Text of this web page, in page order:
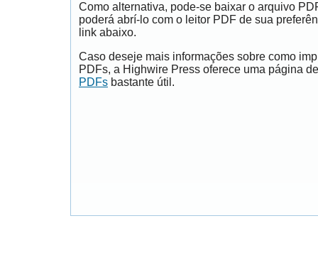
Como alternativa, pode-se baixar o arquivo
poderá abrí-lo com o leitor PDF de sua
link abaixo.
Caso deseje mais informações sobre como
PDFs, a Highwire Press oferece uma página
PDFs bastante útil.